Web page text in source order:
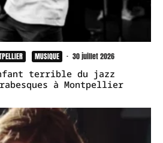
MUSIQUE · 30 juillet 2026
terrible du jazz
à Montpellier